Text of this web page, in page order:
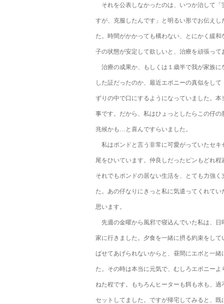
それを公表しなかったのは、いつか治して「
すが、克服したんです」と明るい形でお伝えし
た。時間がかかっても構わない、とにかく緩和
子の状態が安定して欲しいと、治療を頑張って
治療の成果か、もしくは１歳半で我が家族に
した証だったのか、最近エボニーの真似をし
ずりの中で口にするようになっていました。本
事です。だから、私はひょっとしたらこの仔の
兆候かも…と喜んですらいました。
私はポンドと言う非常に可愛がっていたセキ
尾をひいています。仲良しだったピンもどれ
それでもポンドの居ない生活を、とても力強く
た。あの仔なりにきっと私に気遣ってくれてい
思います。
先週の金曜から風邪で寝込んでいた私は、日
家に行きました。夕食を一緒に摂る約束をして
ばせてあげられないからと、昼間にエボと一緒
た。その時は本当に元気で、むしろエボニーよ
ねた程です。もちろんヒーターも餌も水も、過
セットしてました。ですが帰宅してみると、既